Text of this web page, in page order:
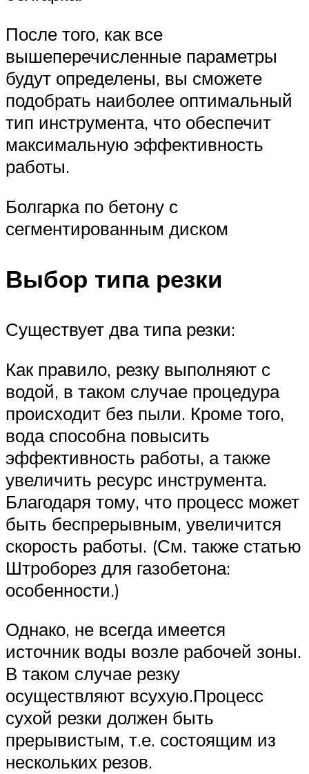
После того, как все
вышеперечисленные параметры
будут определены, вы сможете
подобрать наиболее оптимальный
тип инструмента, что обеспечит
максимальную эффективность
работы.
Болгарка по бетону с
сегментированным диском
Выбор типа резки
Существует два типа резки:
Как правило, резку выполняют с
водой, в таком случае процедура
происходит без пыли. Кроме того,
вода способна повысить
эффективность работы, а также
увеличить ресурс инструмента.
Благодаря тому, что процесс может
быть беспрерывным, увеличится
скорость работы. (См. также статью
Штроборез для газобетона:
особенности.)
Однако, не всегда имеется
источник воды возле рабочей зоны.
В таком случае резку
осуществляют всухую.Процесс
сухой резки должен быть
прерывистым, т.е. состоящим из
нескольких резов.